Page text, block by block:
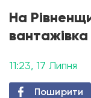
На
вантажівка
11:23, 17 Липня
Поширити